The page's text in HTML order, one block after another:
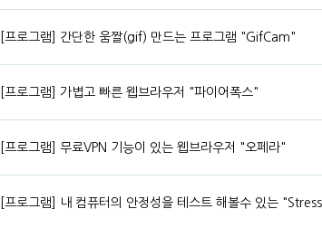
[프로그램] 간단한 움짤(gif) 만드는 프로그램 "GifCam"
[프로그램] 가볍고 빠른 웹브라우저 "파이어폭스"
[프로그램] 무료VPN 기능이 있는 웹브라우저 "오페라"
[프로그램] 내 컴퓨터의 안정성을 테스트 해볼수 있는